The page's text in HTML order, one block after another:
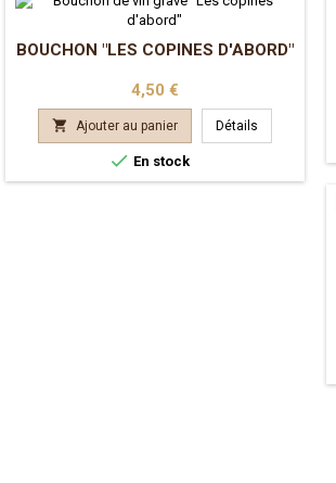
BOUCHON "LES COPINES D'ABORD"
Prix
4,50 €
 Ajouter au panier Détails
 En stock